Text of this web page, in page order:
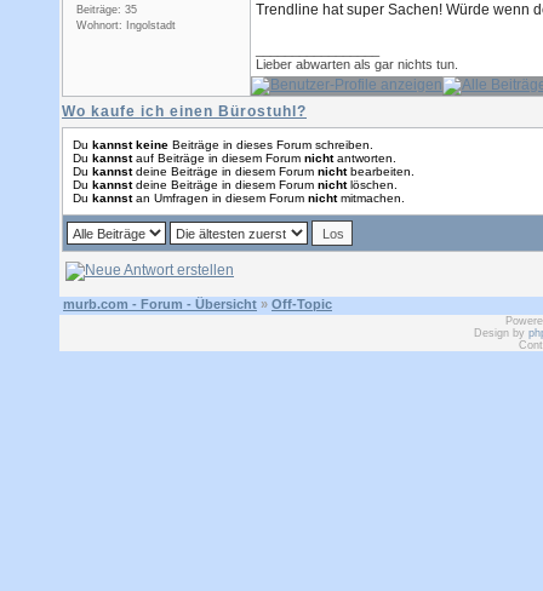
Beiträge: 35
Wohnort: Ingolstadt
Trendline hat super Sachen! Würde wenn
Lieber abwarten als gar nichts tun.
Wo kaufe ich einen Bürostuhl?
Du kannst keine Beiträge in dieses Forum schreiben.
Du kannstauf Beiträge in diesem Forum nichtantworten.
Du kannstdeine Beiträge in diesem Forum nichtbearbeiten.
Du kannstdeine Beiträge in diesem Forum nichtlöschen.
Du kannstan Umfragen in diesem Forum nichtmitmachen.
murb.com - Forum - Übersicht » Off-Topic
Design by